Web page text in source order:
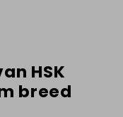
HSK
breed